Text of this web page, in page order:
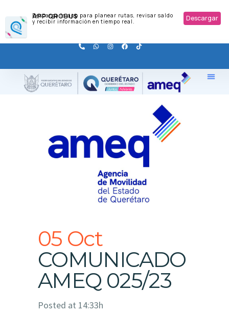
APP QROBUS
Descarga la app para planear rutas, revisar saldo
y recibir información en tiempo real.
Descargar
05 Oct
COMUNICADO
AMEQ 025/23
Posted at 14:33h